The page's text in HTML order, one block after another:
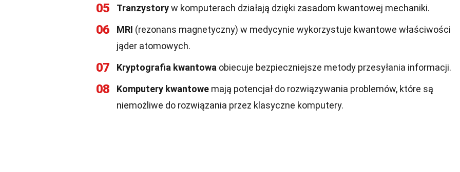
05 Tranzystoryw komputerach działają dzięki zasadom kwantowej mechaniki.
06 MRI (rezonans magnetyczny) w medycynie wykorzystuje kwantowe właściwości
jąder atomowych.
07 Kryptografia kwantowa obiecuje bezpieczniejsze metody przesyłania informacji.
08 Komputery kwantowe mają potencjał do rozwiązywania problemów, które są
niemożliwe do rozwiązania przez klasyczne komputery.